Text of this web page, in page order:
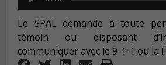
Player
Le SPAL demande à toute
témoin ou disposant
communiquer avec le 9-1-1 ou la